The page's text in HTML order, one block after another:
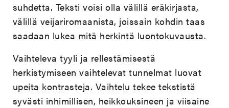
suhdetta. Teksti voisi olla välillä eräkirjasta,
välillä veijariromaanista, joissain kohdin taas
saadaan lukea mitä herkintä luontokuvausta.
Vaihteleva tyyli ja rellestämisestä
herkistymiseen vaihtelevat tunnelmat luovat
upeita kontrasteja. Vaihtelu tekee tekstistä
syvästi inhimillisen, heikkouksineen ja viisaine